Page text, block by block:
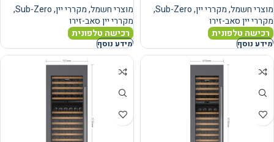
מוצרי חשמל,מקררי יין,
Sub-Zero
,
מקררי יין סאב-זירו
רכישה טלפונית
מידע נוסף
מוצרי חשמל,מקררי יין,
Sub-Zero
,
מקררי יין סאב-זירו
רכישה טלפונית
מידע נוסף